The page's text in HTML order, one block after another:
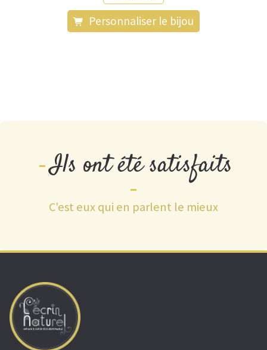
Personnaliser le bijou
Ils ont été satisfaits
C'est eux qui en parlent le mieux